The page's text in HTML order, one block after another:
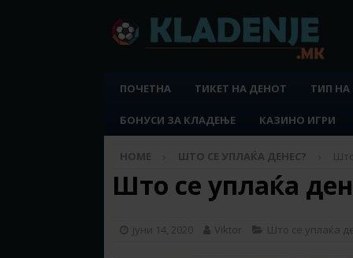
ПОЧЕТНА ТИКЕТ НА ДЕНОТ ТИП
БОНУСИ ЗА КЛАДЕЊЕ КАЗИНО ИГРИ
HOME ШТО СЕ УПЛАЌА ДЕНЕС?
Што се уплаќа
јуни 14, 2020 Viktor Што се уплаќа